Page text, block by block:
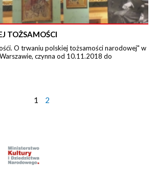
TOŻSAMOŚCI
O trwaniu polskiej tożsamości narodowej" w
czynna od 10.11.2018 do
1 2